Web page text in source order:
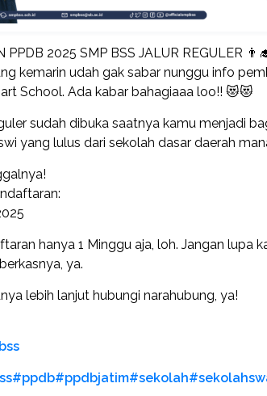
PPDB 2025 SMP BSS JALUR REGULER
kemarin udah gak sabar nunggu info
School. Ada kabar bahagiaaa loo!! 😻😻
sudah dibuka saatnya kamu menjadi
yang lulus dari sekolah dasar daerah
hanya 1 Minggu aja, loh. Jangan lupa
ya.
lebih lanjut hubungi narahubung, ya!
#ppdb#ppdbjatim#sekolah